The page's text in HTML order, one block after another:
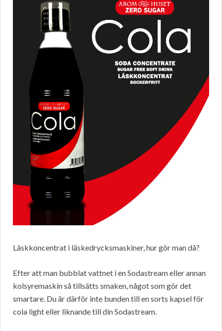
Läskkoncentrat i läskedrycksmaskiner, hur gör man då?
Efter att man bubblat vattnet i en Sodastream eller annan
kolsyremaskin så tillsätts smaken, något som gör det
smartare. Du är därför inte bunden till en sorts kapsel för
cola light eller liknande till din Sodastream.